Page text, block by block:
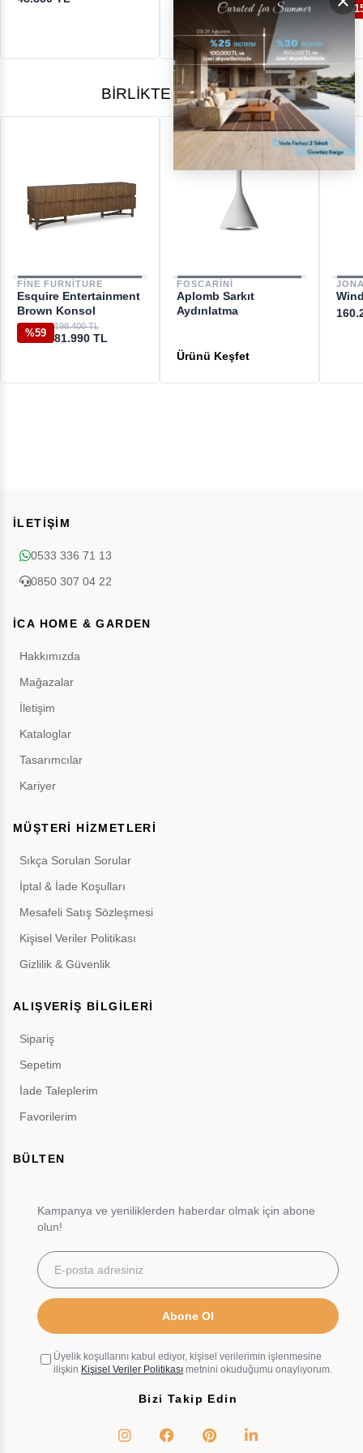
20.900 TL
BIRLIKTE ALINANLAR
FINE FURNITURE
Esquire Entertainment
Brown Konsol
%59
198.400 TL
81.990 TL
FOSCARINI
Aplomb Sarkıt
Aydınlatma
İLETİŞİM
0533 336 71 13
0850 307 04 22
İCA HOME & GARDEN
Hakkımızda
Mağazalar
İletişim
Kataloglar
Tasarımcılar
Kariyer
MÜŞTERİ HİZMETLERİ
Sıkça Sorulan Sorular
İptal & İade Koşulları
Mesafeli Satış Sözleşmesi
Kişisel Veriler Politikası
Gizlilik & Güvenlik
ALIŞVERİŞ BİLGİLERİ
Sipariş
Sepetim
İade Taleplerim
Favorilerim
BÜLTEN
Kampanya ve yeniliklerden haberdar olmak için abone
olun!
Abone Ol
Üyelik koşullarını kabul ediyor, kişisel verilerimin işlenmesine
ilişkin Kişisel Veriler Politikası metnini okuduğumu onaylıyorum.
Bizi Takip Edin